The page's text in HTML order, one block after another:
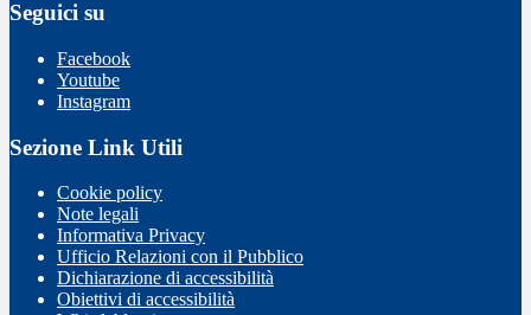
Seguici su
Facebook
Youtube
Instagram
Sezione Link Utili
Cookie policy
Note legali
Informativa Privacy
Ufficio Relazioni con il Pubblico
Dichiarazione di accessibilità
Obiettivi di accessibilità